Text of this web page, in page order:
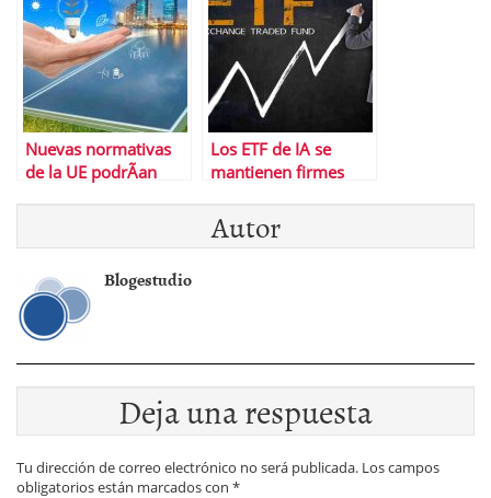
startups innovadoras
en EspaÃ±a
Nuevas normativas
de la UE podrÃ­an
Los ETF de IA se
mantienen firmes
negativos, bitcoin y
cripto encabezan
Autor
Blogestudio
Deja una respuesta
Tu dirección de correo electrónico no será publicada. Los campos
obligatorios están marcados con *